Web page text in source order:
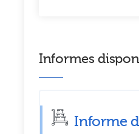
Informes
Informe